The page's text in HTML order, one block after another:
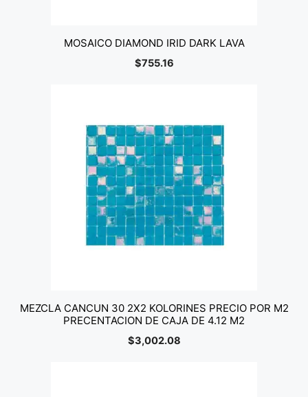
MOSAICO DIAMOND IRID DARK LAVA
$755.16
MEZCLA CANCUN 30 2X2 KOLORINES PRECIO POR M2
PRECENTACION DE CAJA DE 4.12 M2
$3,002.08